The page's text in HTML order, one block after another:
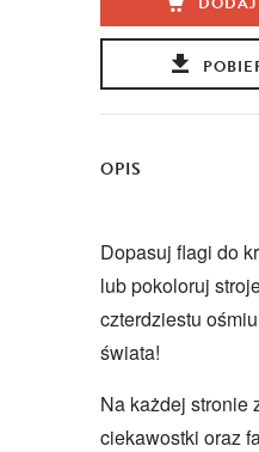
OPIS
Dopasuj flagi do
lub pokoloruj
czterdziestu
świata!
Na każdej stronie
ciekawostki oraz